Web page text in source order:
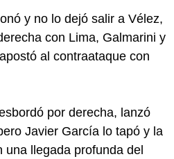
y no lo dejó salir a Vélez,
con Lima, Galmarini y
al contraataque con
por derecha, lanzó
Javier García lo tapó y la
llegada profunda del